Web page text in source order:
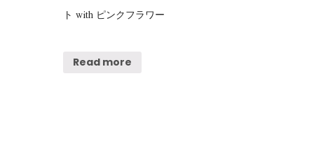
ト with ピンクフラワー
Read more